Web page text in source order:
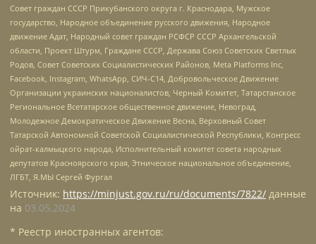
Совет граждан СССР Прикубанского округа г. Краснодара, Мужское
государство, Народное объединение русского движения, Народное
движение Адат, Народный совет граждан РСФСР СССР Архангельской
области, Проект Штурм, Граждане СССР, Держава Союз Советских Светлых
Родов, Совет Советских Социалистических Районов, Meta Platforms Inc,
Facebook, Instagram, WhatsApp, СИЧ-С14, Добровольческое Движение
Организации украинских националистов, Черный Комитет, Татарстанское
Региональное Всетатарское общественное движение, Невоград,
Молодежное Демократическое Движение Весна, Верховный Совет
Татарской Автономной Советской Социалистической Республики, Конгресс
ойрат-калмыцкого народа, Исполнительный комитет совета народных
депутатов Красноярского края, Этническое национальное объединение,
ЛГБТ, Я.МЫ Сергей Фургал
Источник: https://minjust.gov.ru/ru/documents/7822/ данные
на 03.05.2024
* Реестр иностранных агентов: